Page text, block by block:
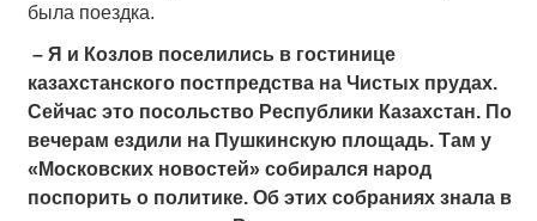
была поездка.
– Я и Козлов поселились в гостинице
казахстанского постпредства на Чистых прудах.
Сейчас это посольство Республики Казахстан. По
вечерам ездили на Пушкинскую площадь. Там у
«Московских новостей» собирался народ
поспорить о политике. Об этих собраниях знала в